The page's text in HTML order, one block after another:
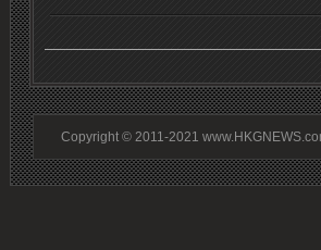
Copyright © 2011-2021